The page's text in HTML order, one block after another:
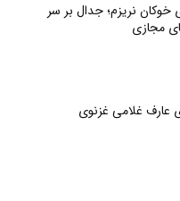
خوکان نریزم؛ جدال بر سر
مجازی
غلامی غزنوی